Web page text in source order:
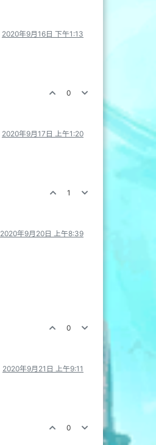
2020年9月16日 下午1:13
0
2020年9月17日 上午1:20
1
2020年9月20日 上午8:39
0
2020年9月21日 上午9:11
0